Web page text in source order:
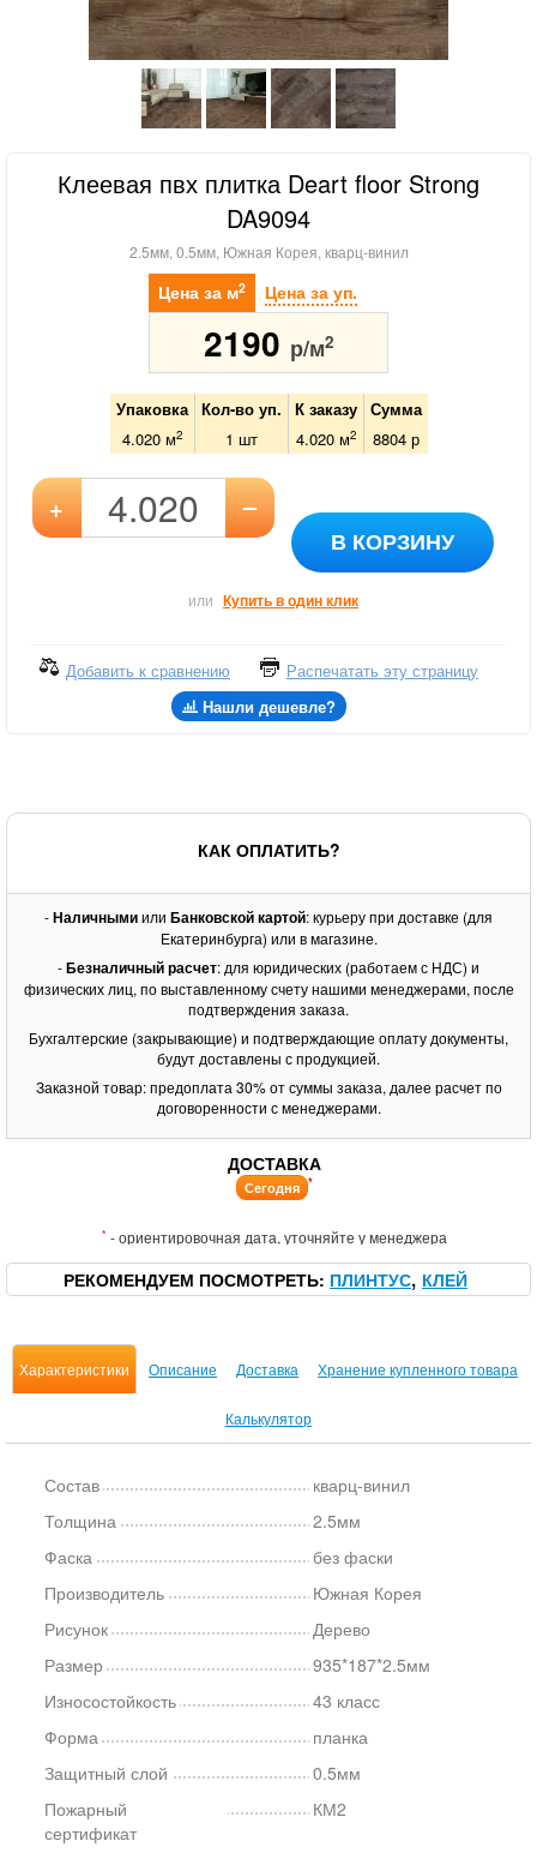
Клеевая пвх плитка Deart floor Strong
DA9094
2.5мм, 0.5мм, Южная Корея, кварц-винил
Цена за м2 Цена за уп.
2190 р/м2
Упаковка Кол-во уп. К заказу
Сумма
4.020 м2 1 шт 4.020м2 8804р
+ –
В КОРЗИНУ
или Купить в один клик
Добавить к сравнению
Распечатать эту страницу
Нашли дешевле?
КАК ОПЛАТИТЬ?
-Наличнымиили Банковской картой: курьеру при доставке (для
Екатеринбурга) или в магазине.
-Безналичный расчет: для юридических (работаем с НДС) и
физических лиц, по выставленному счету нашими менеджерами, после
подтверждения заказа.
Бухгалтерские (закрывающие) и подтверждающие оплату документы,
будут доставлены с продукцией.
Заказной товар: предоплата 30% от суммы заказа, далее расчет по
договоренности с менеджерами.
ДОСТАВКА
Сегодня *
* - ориентировочная дата, уточняйте у менеджера
РЕКОМЕНДУЕМ ПОСМОТРЕТЬ ПЛИНТУС КЛЕЙ
Характеристики Описание Доставка Хранение купленного товара
Калькулятор
Состав
кварц-винил
Толщина
2.5мм
Фаска
без фаски
Производитель
Южная Корея
Рисунок
Дерево
Размер
935*187*2.5мм
Износостойкость
43 класс
Форма
планка
Защитный слой
0.5мм
Пожарный
сертификат
КМ2